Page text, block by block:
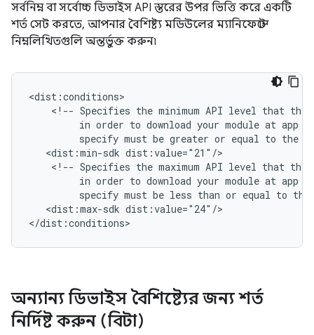
সর্বনিম্ন বা সর্বোচ্চ ডিভাইস API স্তরের উপর ভিত্তি করে একটি
শর্ত সেট করতে, আপনার বৈশিষ্ট্য মডিউলের ম্যানিফেস্টে
নিম্নলিখিতগুলি অন্তর্ভুক্ত করুন৷
<!-- Specifies the minimum API level that the
in order to download your module at app
specify must be greater or equal to the
<dist:min-sdk
<!-- Specifies the maximum API level that the
in order to download your module at app
specify must be less than or equal to the
<dist:max-sdk dist:value="24"/>
</dist:conditions>
অন্যান্য ডিভাইস বৈশিষ্ট্যের জন্য শর্ত
নির্দিষ্ট করুন (বিটা)